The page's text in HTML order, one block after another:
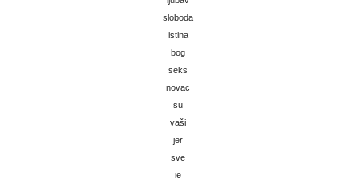
sloboda
istina
bog
seks
novac
su
vaši
jer
sve
je